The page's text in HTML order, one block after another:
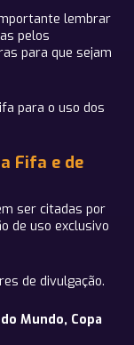
lembrar
pelos
para que sejam
para o uso dos
Fifa e de
ser citadas por
de uso exclusivo
de divulgação.
Mundo, Copa